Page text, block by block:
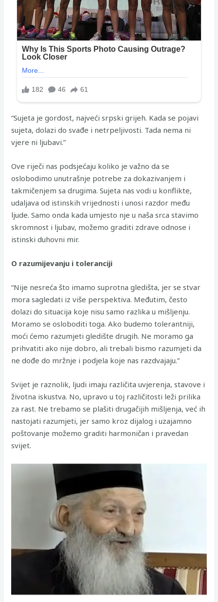
“Sujeta je gordost, najveći srpski grijeh. Kada se pojavi
sujeta, dolazi do svađe i netrpeljivosti. Tada nema ni
vjere ni ljubavi.”
Ove riječi nas podsjećaju koliko je važno da se
oslobodimo unutrašnje potrebe za dokazivanjem i
takmičenjem sa drugima. Sujeta nas vodi u konflikte,
udaljava od istinskih vrijednosti i unosi razdor među
ljude. Samo onda kada umjesto nje u naša srca stavimo
skromnost i ljubav, možemo graditi zdrave odnose i
istinski duhovni mir.
O razumijevanju i toleranciji
“Nije nesreća što imamo suprotna gledišta, jer se stvar
mora sagledati iz više perspektiva. Međutim, često
dolazi do situacija koje nisu samo razlika u mišljenju.
Moramo se osloboditi toga. Ako budemo tolerantniji,
moći ćemo razumjeti gledište drugih. Ne moramo ga
prihvatiti ako nije dobro, ali trebali bismo razumjeti da
ne dođe do mržnje i podjela koje nas razdvajaju.”
Svijet je raznolik, ljudi imaju različita uvjerenja, stavove i
životna iskustva. No, upravo u toj različitosti leži prilika
za rast. Ne trebamo se plašiti drugačijih mišljenja, već ih
nastojati razumjeti, jer samo kroz dijalog i uzajamno
poštovanje možemo graditi harmoničan i pravedan
svijet.